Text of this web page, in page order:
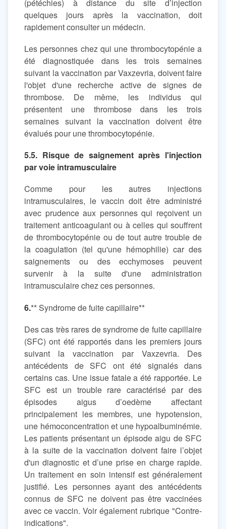
(pétéchies) à distance du site d’injection
quelques jours après la vaccination, doit
rapidement consulter un médecin.
Les personnes chez qui une thrombocytopénie a
été diagnostiquée dans les trois semaines
suivant la vaccination par Vaxzevria, doivent faire
l'objet d'une recherche active de signes de
thrombose. De même, les individus qui
présentent une thrombose dans les trois
semaines suivant la vaccination doivent être
évalués pour une thrombocytopénie.
5.5. Risque de saignement après l'injection
par voie intramusculaire
Comme pour les autres injections
intramusculaires, le vaccin doit être administré
avec prudence aux personnes qui reçoivent un
traitement anticoagulant ou à celles qui souffrent
de thrombocytopénie ou de tout autre trouble de
la coagulation (tel qu'une hémophilie) car des
saignements ou des ecchymoses peuvent
survenir à la suite d'une administration
intramusculaire chez ces personnes.
6.** Syndrome de fuite capillaire**
Des cas très rares de syndrome de fuite capillaire
(SFC) ont été rapportés dans les premiers jours
suivant la vaccination par Vaxzevria. Des
antécédents de SFC ont été signalés dans
certains cas. Une issue fatale a été rapportée. Le
SFC est un trouble rare caractérisé par des
épisodes aigus d’oedème affectant
principalement les membres, une hypotension,
une hémoconcentration et une hypoalbuminémie.
Les patients présentant un épisode aigu de SFC
à la suite de la vaccination doivent faire l’objet
d'un diagnostic et d’une prise en charge rapide.
Un traitement en soin intensif est généralement
justifié. Les personnes ayant des antécédents
connus de SFC ne doivent pas être vaccinées
avec ce vaccin. Voir également rubrique "Contre-
indications".